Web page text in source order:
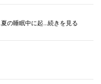
の睡眠中に起...続きを見る